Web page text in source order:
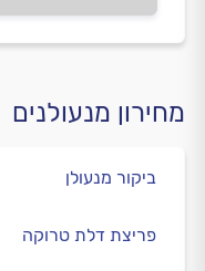
מחירון מנעולנים
ביקור מנעולן
פריצת דלת טרוקה